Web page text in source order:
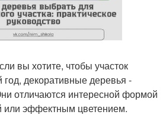
вы хотите, чтобы участок
год, декоративные деревья -
отличаются интересной формой
или эффектным цветением.